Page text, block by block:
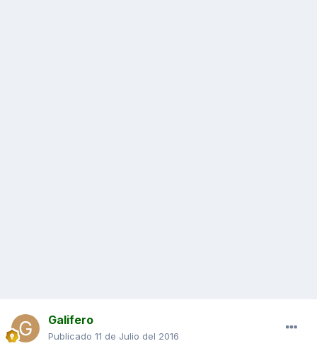
Galifero
Publicado 11 de Julio del 2016